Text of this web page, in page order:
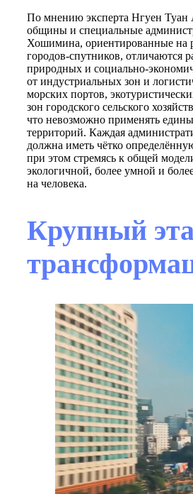
По мнению эксперта Нгуен Туан
общины и специальные
Хошимина, ориентированные на
городов-спутников, отличаются
природных и социально-
от индустриальных зон и
морских портов,
зон городского сельского
что невозможно применять
территорий. Каждая
должна иметь чётко
при этом стремясь к общей
экологичной, более умной и
на человека.
Крупный